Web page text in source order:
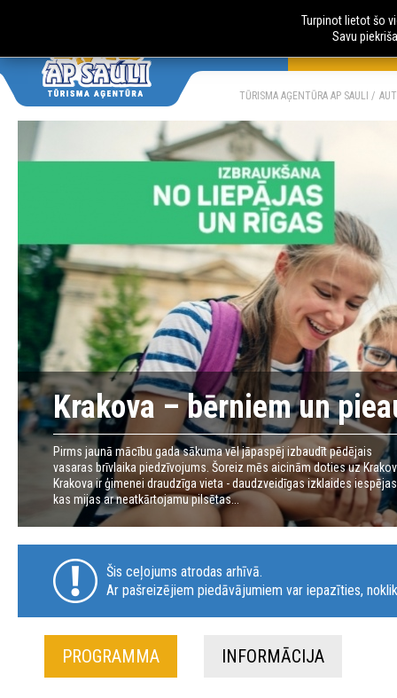
AUTOBUSU
TŪRISMA AĢENTŪRA AP SAULI
Krakova – bērniem un
Pirms jaunā mācību gada sākuma vēl jāpaspēj izbaudīt pēdējais
vasaras brīvlaika piedzīvojums. Šoreiz mēs aicinām doties uz
Krakova ir ģimenei draudzīga vieta - daudzveidīgas izklaides
kas mijas ar neatkārtojamu pilsētas...
Šis ceļojums atrodas arhīvā.
Ar pašreizējiem piedāvājumiem var iepazīties,
PROGRAMMA INFORMĀCIJA
Turpinot lietot šo
Savu